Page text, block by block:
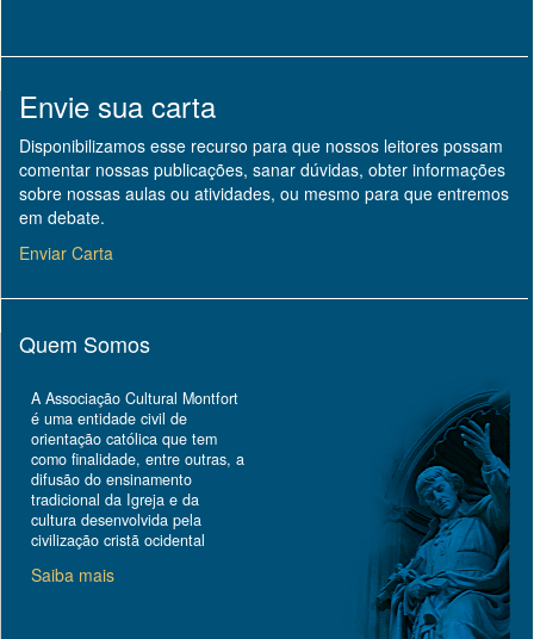
Envie sua carta
Disponibilizamos esse recurso para que nossos leitores possam
comentar nossas publicações, sanar dúvidas, obter informações
sobre nossas aulas ou atividades, ou mesmo para que entremos
em debate.
Enviar Carta
Quem Somos
A Associação Cultural Montfort
é uma entidade civil de
orientação católica que tem
como finalidade, entre outras, a
difusão do ensinamento
tradicional da Igreja e da
cultura desenvolvida pela
civilização cristã ocidental
Saiba mais